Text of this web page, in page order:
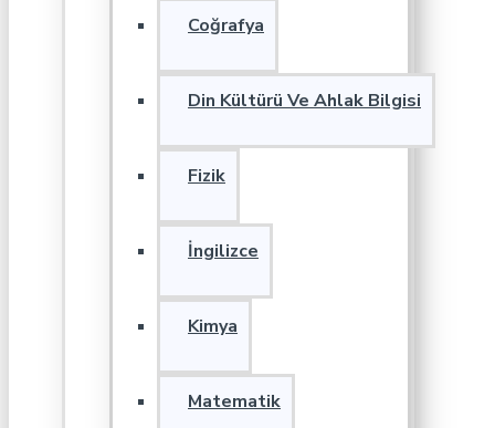
Coğrafya
Din Kültürü Ve Ahlak Bilgisi
Fizik
İngilizce
Kimya
Matematik